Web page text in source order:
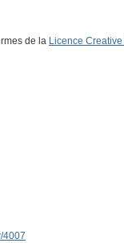
de la Licence
4007